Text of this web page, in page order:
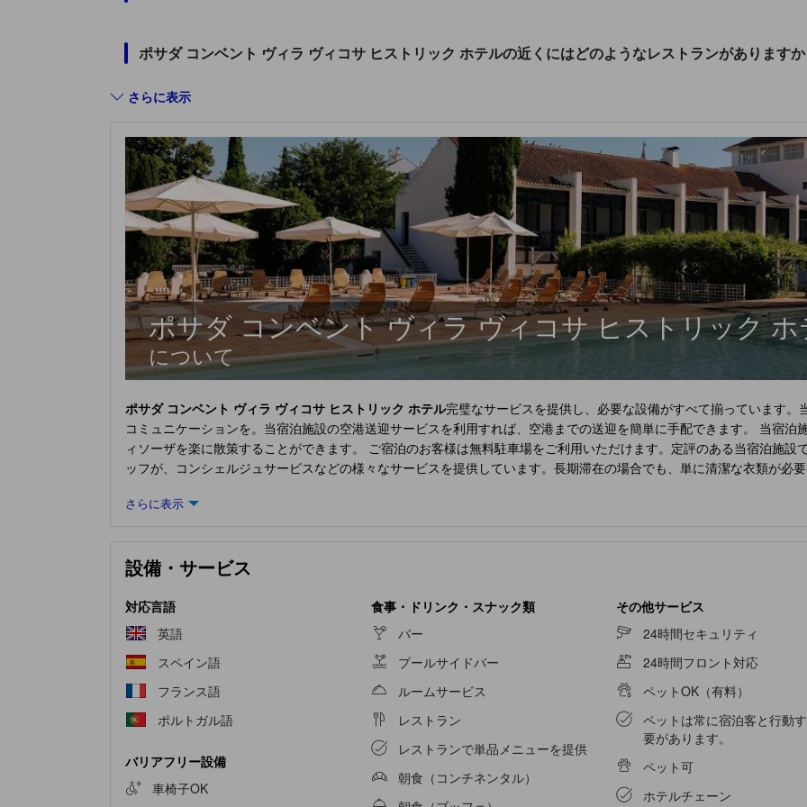
ポサダ コンベント ヴィラ ヴィコサ ヒストリック ホテルの近くにはどのようなレストランがあります
さらに表示
ポサダ コンベント ヴィラ ヴィコサ ヒストリック
について
ポサダ コンベント ヴィラ ヴィコサ ヒストリック ホテル完璧なサービスを提供し、必要な設備がすべて揃っています
コミュニケーションを。当宿泊施設の空港送迎サービスを利用すれば、空港までの送迎を簡単に手配できます。 当宿
ィソーザを楽に散策することができます。 ご宿泊のお客様は無料駐車場をご利用いただけます。定評のある当宿泊施
ッフが、コンシェルジュサービスなどの様々なサービスを提供しています。長期滞在の場合でも、単に清潔な衣類が必
サダ コンベント ヴィラ ヴィコサ ヒストリック ホテル
ミング、日刊新聞、テレビがあり、ゲストを楽しませてくれます。 一部の客室にはコーヒーや紅茶を淹れるのに必要な
は、ホテル内の朝食からはじめましょう。 施設内のレストランでは、おいしくて利用しやすい食事を選ぶことができる
エンターテイメント施設で過ごす夜は、旅仲間と出かけるのと同じくらい楽しいものです。ポサダ コンベント ヴィラ
めるレクリエーション設備があります。当宿泊施設のプールサイドでくつろぎ、ゆったりとしたひとときをお過ごしく
地よいカクテルを飲みながら、のんびりとドリンクを楽しめます。
さらに表示
設備・サービス
対応言語
英語
スペイン語
フランス語
ポルトガル語
バリアフリー設備
車椅子OK
食事・ドリンク・スナック類
バー
プールサイドバー
ルームサービス
レストラン
レストランで単品メニューを提供
朝食（コンチネンタル）
その他サービス
24時間セキュリティ
24時間フロント対応
ペットOK（有料）
ペットは常に宿泊客と行動
要があります。
ペット可
ホテルチェーン